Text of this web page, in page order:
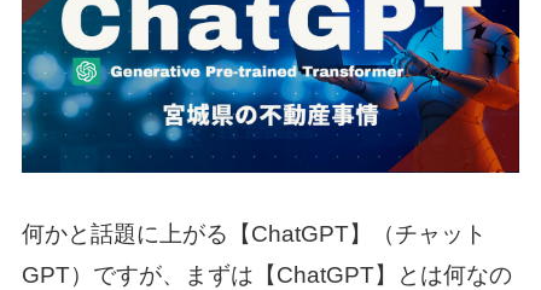
何かと話題に上がる【ChatGPT】（チャット
GPT）ですが、まずは 【ChatGPT】とは何なの